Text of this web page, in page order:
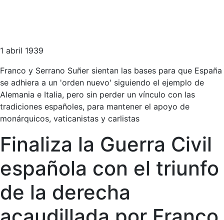
1 abril 1939
Franco y Serrano Suñer sientan las bases para que España
se adhiera a un 'orden nuevo' siguiendo el ejemplo de
Alemania e Italia, pero sin perder un vínculo con las
tradiciones españoles, para mantener el apoyo de
monárquicos, vaticanistas y carlistas
Finaliza la Guerra Civil
española con el triunfo
de la derecha